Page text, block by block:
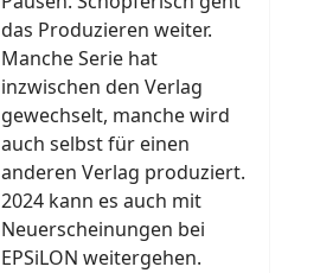
das Produzieren weiter.
Manche Serie hat
inzwischen den Verlag
gewechselt, manche wird
auch selbst für einen
anderen Verlag produziert.
2024 kann es auch mit
Neuerscheinungen bei
EPSiLON weitergehen.